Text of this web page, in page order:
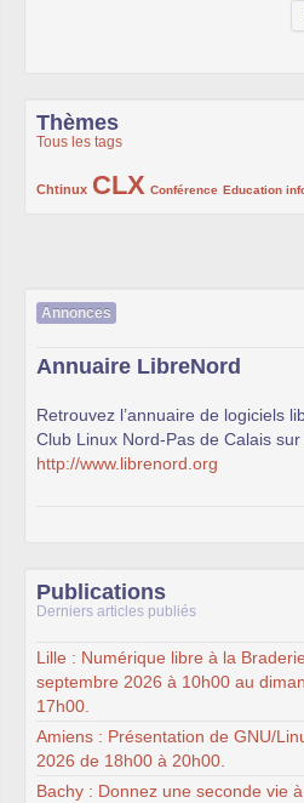
Thèmes
Tous les tags
Chtinux
222/1002CLX
1002/1002 Conférence
132/1002 Education
119/1002
168/1002
Annonces
Annuaire LibreNord
Retrouvez l’annuaire de logiciels
Club Linux Nord-Pas de Calais
http://www.librenord.org
Publications
Derniers articles publiés
Lille : Numérique libre à la
septembre 2026 à 10h00 au
17h00.
Amiens : Présentation de GNU/
2026 de 18h00 à 20h00.
Bachy : Donnez une seconde vie